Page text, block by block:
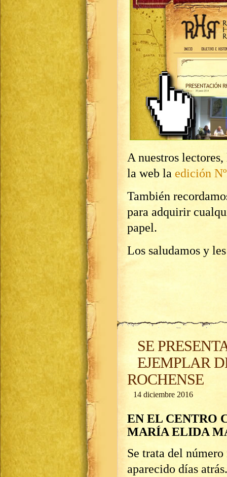
A nuestros
la web la edición
También
para adquirir
papel.
Los saludamos y
SE
EJEMPLAR
ROCHENSE
14 diciembre 2016
EN EL CENTRO
MARÍA ELIDA
Se trata del número
aparecido días